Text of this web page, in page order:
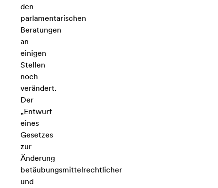
den
parlamentarischen
Beratungen
an
einigen
Stellen
noch
verändert.
Der
„Entwurf
eines
Gesetzes
zur
Änderung
betäubungsmittelrechtlicher
und